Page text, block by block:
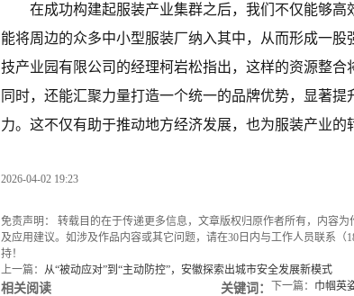
在成功构建起服装产业集群之后，我们不仅能够
能将周边的众多中小型服装厂纳入其中，从而形成一
技产业园有限公司的经理柯岩松指出，这样的资源整合
同时，还能汇聚力量打造一个统一的品牌优势，显著
力。这不仅有助于推动地方经济发展，也为服装产业的
2026-04-02 19:23
免责声明： 转载目的在于传递更多信息，文章版权归原作者所有，内容
及应用建议。如涉及作品内容或其它问题，请在30日内与工作人员联系（
持！
上一篇： 从“被动应对”到“主动防控”，安徽探索出城市安全发展新模式
下一篇： 巾帼英
相关阅读
关键词：